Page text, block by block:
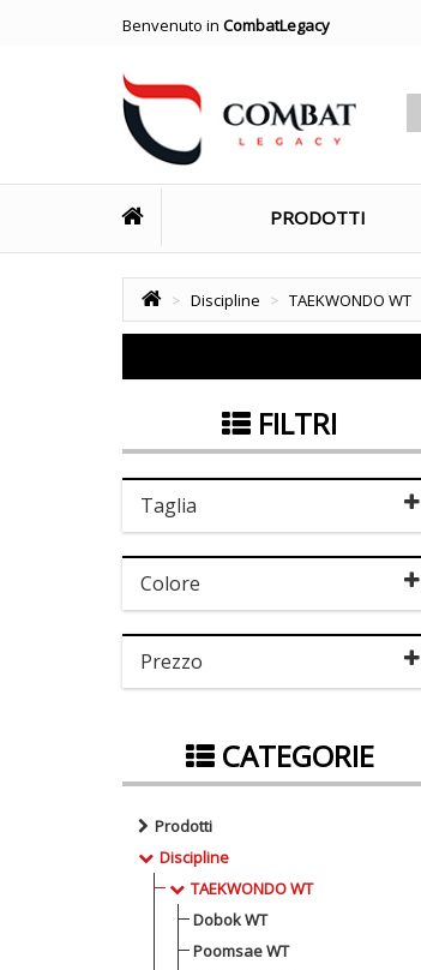
Benvenuto in CombatLegacy
PRODOTTI
> Discipline > TAEKWONDO WT
FILTRI
Taglia
Colore
Prezzo
CATEGORIE
Prodotti
Discipline
TAEKWONDO WT
Dobok WT
Poomsae WT